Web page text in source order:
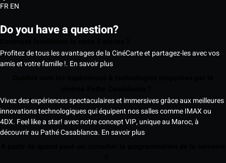
FREN
Do you have a question?
Profitez de tous les avantages de la CinéCarte et partagez-les avec vos
amis et votre famille !. En savoir plus
Vivez des expériences spectaculaires et immersives grâce aux meilleures
innovations technologiques qui équipent nos salles comme IMAX ou
4DX. Feel like a star! avec notre concept VIP, unique au Maroc, à
découvrir au Pathé Casablanca. En savoir plus